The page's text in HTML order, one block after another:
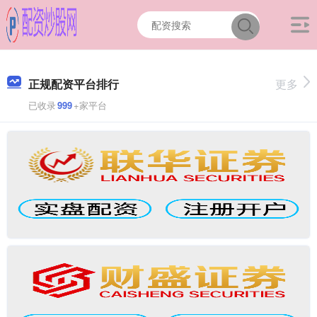
正规配资平台排行
已收录999+家平台
更多